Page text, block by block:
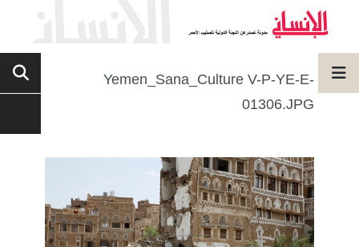
Yemen_Sana_Culture V-P-YE-E-
01306.JPG